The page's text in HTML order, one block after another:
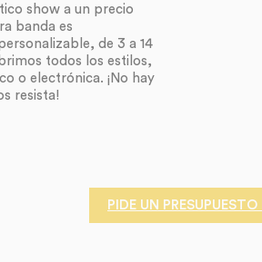
show a un precio
banda es
de 3 a 14
todos los estilos,
o electrónica. ¡No hay
resista!
PIDE UN